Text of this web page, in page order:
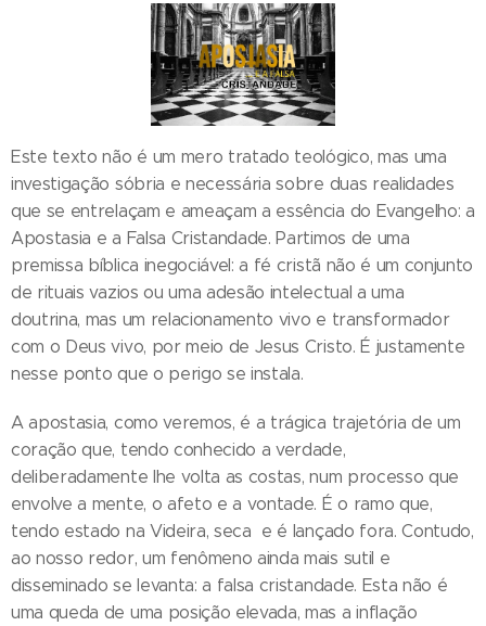
Este texto não é um mero tratado teológico, mas uma
investigação sóbria e necessária sobre duas realidades
que se entrelaçam e ameaçam a essência do Evangelho: a
Apostasia e a Falsa Cristandade. Partimos de uma
premissa bíblica inegociável: a fé cristã não é um conjunto
de rituais vazios ou uma adesão intelectual a uma
doutrina, mas um relacionamento vivo e transformador
com o Deus vivo, por meio de Jesus Cristo. É justamente
nesse ponto que o perigo se instala.
A apostasia, como veremos, é a trágica trajetória de um
coração que, tendo conhecido a verdade,
deliberadamente lhe volta as costas, num processo que
envolve a mente, o afeto e a vontade. É o ramo que,
tendo estado na Videira, seca e é lançado fora. Contudo,
ao nosso redor, um fenômeno ainda mais sutil e
disseminado se levanta: a falsa cristandade. Esta não é
uma queda de uma posição elevada, mas a inflação